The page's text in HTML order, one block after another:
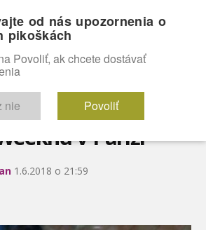
v Paríži
1.6.2018 o 21:59
od nás upozornenia o
pikoškách
Povoliť, ak chcete dostávať
nie Povoliť